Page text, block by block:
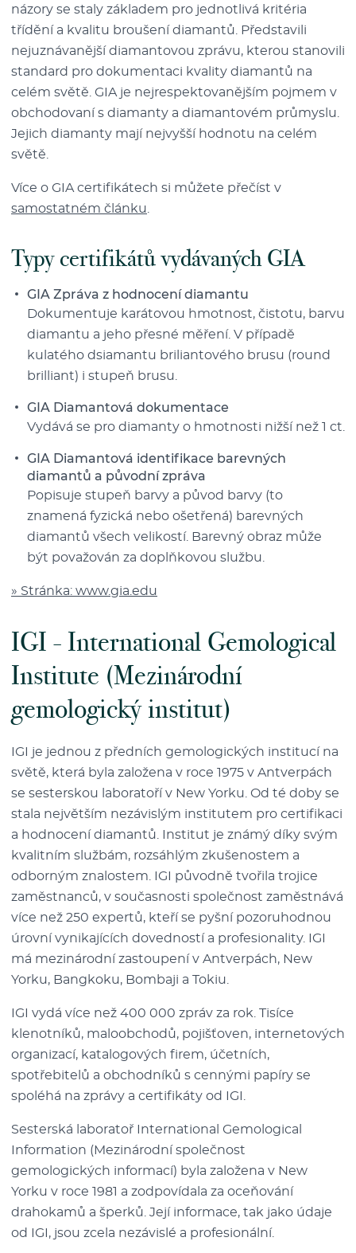
názory se staly základem pro jednotlivá kritéria
třídění a kvalitu broušení diamantů. Představili
nejuznávanější diamantovou zprávu, kterou stanovili
standard pro dokumentaci kvality diamantů na
celém světě. GIA je nejrespektovanějším pojmem v
obchodovaní s diamanty a diamantovém průmyslu.
Jejich diamanty mají nejvyšší hodnotu na celém
světě.
Více o GIA certifikátech si můžete přečíst v
samostatném článku
Typy certifikátů vydávaných GIA
GIA Zpráva z hodnocení diamantu
Dokumentuje karátovou hmotnost, čistotu, barvu
diamantu a jeho přesné měření. V případě
kulatého dsiamantu briliantového brusu (round
brilliant) i stupeň brusu.
GIA Diamantová dokumentace
Vydává se pro diamanty o hmotnosti nižší než 1 ct.
GIA Diamantová identifikace barevných
diamantů a původní zpráva
Popisuje stupeň barvy a původ barvy (to
znamená fyzická nebo ošetřená) barevných
diamantů všech velikostí. Barevný obraz může
být považován za doplňkovou službu.
» Stránka: www.gia.edu
IGI - International Gemological
Institute (Mezinárodní
gemologický institut)
IGI je jednou z předních gemologických institucí na
světě, která byla založena v roce 1975 v Antverpách
se sesterskou laboratoří v New Yorku. Od té doby se
stala největším nezávislým institutem pro certifikaci
a hodnocení diamantů. Institut je známý díky svým
kvalitním službám, rozsáhlým zkušenostem a
odborným znalostem. IGI původně tvořila trojice
zaměstnanců, v současnosti společnost zaměstnává
více než 250 expertů, kteří se pyšní pozoruhodnou
úrovní vynikajících dovedností a profesionality. IGI
má mezinárodní zastoupení v Antverpách, New
Yorku, Bangkoku, Bombaji a Tokiu.
IGI vydá více než 400 000 zpráv za rok. Tisíce
klenotníků, maloobchodů, pojišťoven, internetových
organizací, katalogových firem, účetních,
spotřebitelů a obchodníků s cennými papíry se
spoléhá na zprávy a certifikáty od IGI.
Sesterská laboratoř International Gemological
Information (Mezinárodní společnost
gemologických informací) byla založena v New
Yorku v roce 1981 a zodpovídala za oceňování
drahokamů a šperků. Její informace, tak jako údaje
od IGI, jsou zcela nezávislé a profesionální.